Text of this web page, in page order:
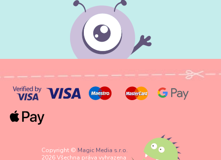
Copyright © Magic Media s.r.o.
2026 Všechna práva vyhrazena